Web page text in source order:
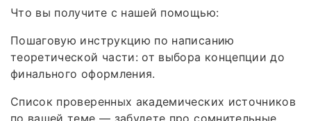
Что вы получите с нашей помощью:
Пошаговую инструкцию по написанию
теоретической части: от выбора концепции до
финального оформления.
Список проверенных академических источников